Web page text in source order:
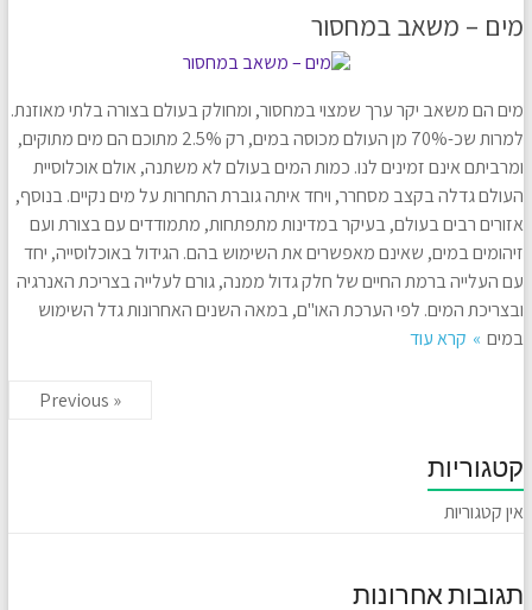
מים – משאב במחסור
מים הם משאב יקר ערך שמצוי במחסור, ומחולק בעולם בצורה בלתי מאוזנת.
למרות שכ-70% מן העולם מכוסה במים, רק 2.5% מתוכם הם מים מתוקים,
ומרביתם אינם זמינים לנו. כמות המים בעולם לא משתנה, אולם אוכלוסיית
העולם גדלה בקצב מסחרר, ויחד איתה גוברת התחרות על מים נקיים. בנוסף,
אזורים רבים בעולם, בעיקר במדינות מתפתחות, מתמודדים עם בצורת ועם
זיהומים במים, שאינם מאפשרים את השימוש בהם. הגידול באוכלוסייה, יחד
עם העלייה ברמת החיים של חלק גדול ממנה, גורם לעלייה בצריכת האנרגיה
ובצריכת המים. לפי הערכת האו"ם, במאה השנים האחרונות גדל השימוש
במים
קרא עוד
« Previous
קטגוריות
אין קטגוריות
תגובות אחרונות